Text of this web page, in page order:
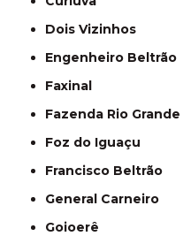
Dois Vizinhos
Engenheiro Beltrão
Faxinal
Fazenda Rio Grande
Foz do Iguaçu
Francisco Beltrão
General Carneiro
Goioerê